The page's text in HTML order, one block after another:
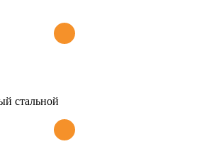
стальной